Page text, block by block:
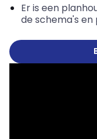
Er is een
de schema's